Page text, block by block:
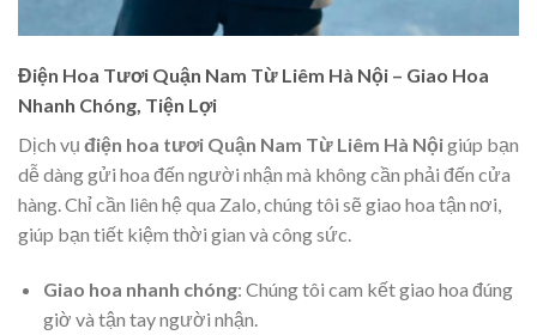
Điện Hoa Tươi Quận Nam Từ Liêm Hà Nội – Giao Hoa
Nhanh Chóng, Tiện Lợi
Dịch vụ điện hoa tươi Quận Nam Từ Liêm Hà Nộigiúp bạn
dễ dàng gửi hoa đến người nhận mà không cần phải đến cửa
hàng. Chỉ cần liên hệ qua Zalo, chúng tôi sẽ giao hoa tận nơi,
giúp bạn tiết kiệm thời gian và công sức.
Giao hoa nhanh chóng: Chúng tôi cam kết giao hoa đúng
giờ và tận tay người nhận.